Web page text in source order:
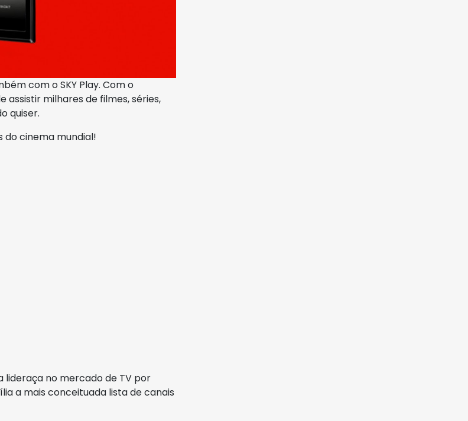
com o SKY Play. Com o
milhares de filmes, séries,
quiser.
do cinema mundial!
lideraça no mercado de TV por
a mais conceituada lista de canais